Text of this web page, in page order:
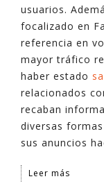
usuarios.
focalizado en
referencia en
mayor tráfico
haber estado
relacionados
recaban
diversas
sus anuncios
Leer más